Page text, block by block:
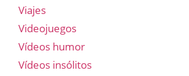
Viajes
Videojuegos
Vídeos humor
Vídeos insólitos